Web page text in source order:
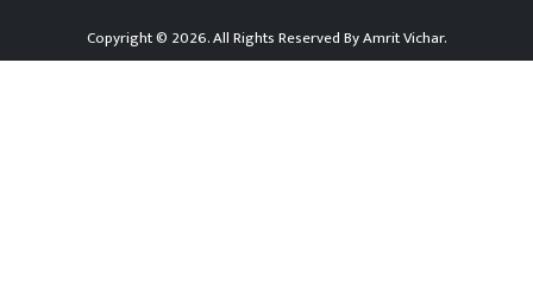
Copyright © 2026. All Rights Reserved ByAmrit Vichar.